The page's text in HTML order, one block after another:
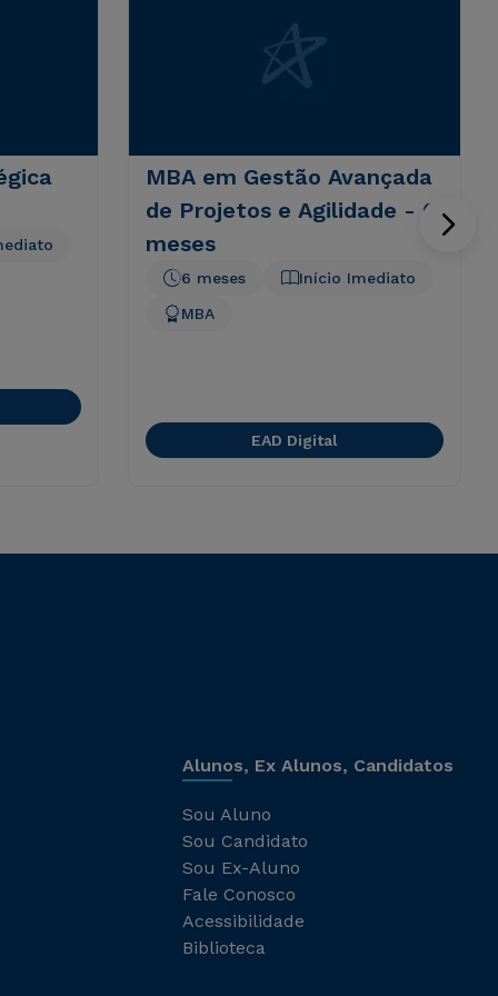
MBA em Gestão Avançada
de Projetos e Agilidade - 6
meses
Início Imediato
6 meses
MBA
EAD Digital
Alunos, Ex Alunos, Candidatos
Sou Aluno
Sou Candidato
Sou Ex-Aluno
Fale Conosco
Acessibilidade
Biblioteca